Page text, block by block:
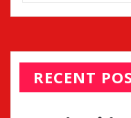
RECENT